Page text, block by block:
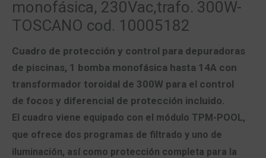
monofásica, 230Vac,trafo. 300W-
TOSCANO cod. 10005182
Cuadro de protección y control para depuradoras
de piscinas, 1 bomba monofásica hasta 14A con
transformador toroidal de 300W para el control
de focos y diferencial de protección incluido.
El cuadro viene equipado con el módulo TPM-POOL,
que ofrece dos programas de filtrado y uno de
iluminación, así como protección completa para la